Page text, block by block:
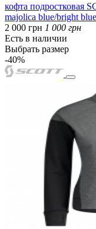
кофта подростковая
majolica blue/bright blue
2 000 грн 1 000 грн
Есть в наличии
Выбрать размер
-40%